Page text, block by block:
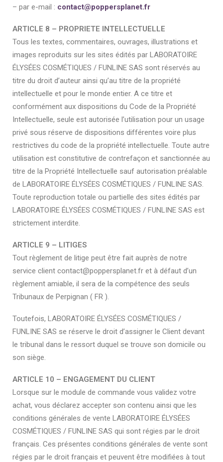
– par e-mail : contact@poppersplanet.fr
ARTICLE 8 – PROPRIETE INTELLECTUELLE
Tous les textes, commentaires, ouvrages, illustrations et
images reproduits sur les sites édités par LABORATOIRE
ÉLYSÉES COSMÉTIQUES / FUNLINE SAS sont réservés au
titre du droit d’auteur ainsi qu’au titre de la propriété
intellectuelle et pour le monde entier. A ce titre et
conformément aux dispositions du Code de la Propriété
Intellectuelle, seule est autorisée l’utilisation pour un usage
privé sous réserve de dispositions différentes voire plus
restrictives du code de la propriété intellectuelle. Toute autre
utilisation est constitutive de contrefaçon et sanctionnée au
titre de la Propriété Intellectuelle sauf autorisation préalable
de LABORATOIRE ÉLYSÉES COSMÉTIQUES / FUNLINE SAS.
Toute reproduction totale ou partielle des sites édités par
LABORATOIRE ÉLYSÉES COSMÉTIQUES / FUNLINE SAS est
strictement interdite.
ARTICLE 9 – LITIGES
Tout règlement de litige peut être fait auprès de notre
service client contact@poppersplanet.fr et à défaut d’un
règlement amiable, il sera de la compétence des seuls
Tribunaux de Perpignan ( FR ).
Toutefois, LABORATOIRE ÉLYSÉES COSMÉTIQUES /
FUNLINE SAS se réserve le droit d’assigner le Client devant
le tribunal dans le ressort duquel se trouve son domicile ou
son siège.
ARTICLE 10 – ENGAGEMENT DU CLIENT
Lorsque sur le module de commande vous validez votre
achat, vous déclarez accepter son contenu ainsi que les
conditions générales de vente LABORATOIRE ÉLYSÉES
COSMÉTIQUES / FUNLINE SAS qui sont régies par le droit
français. Ces présentes conditions générales de vente sont
régies par le droit français et peuvent être modifiées à tout